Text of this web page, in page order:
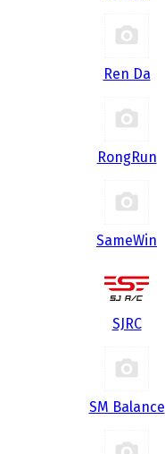
Ren Da
RongRun
SameWin
SJRC
SM Balance